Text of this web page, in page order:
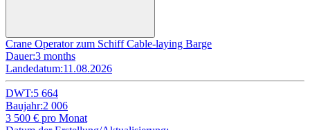
Crane Operator zum Schiff Cable-laying Barge
Dauer:3 months
Landedatum:11.08.2026
DWT:5 664
Baujahr:2 006
3 500 € pro Monat